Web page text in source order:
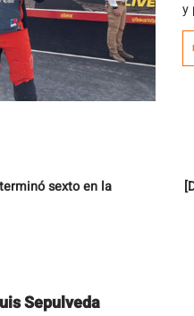
y
sexto en la
Sepulveda